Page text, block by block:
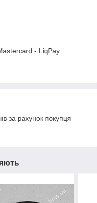
- LiqPay
за рахунок покупця